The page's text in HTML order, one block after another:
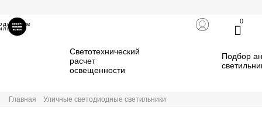
0
Светотехнический
расчет
освещенности
Подбор
Главная Уличные светодиодные светильники